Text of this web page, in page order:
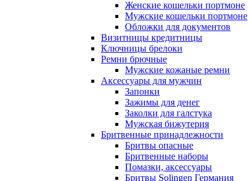
Женские кошельки портмоне
Мужские кошельки портмоне
Обложки для документов
Визитницы кредитницы
Ключницы брелоки
Ремни брючные
Мужские кожаные ремни
Аксессуары для мужчин
Запонки
Зажимы для денег
Заколки для галстука
Мужская бижутерия
Бритвенные принадлежности
Бритвы опасные
Бритвенные наборы
Помазки, аксессуары
Бритвы Solingen Германия